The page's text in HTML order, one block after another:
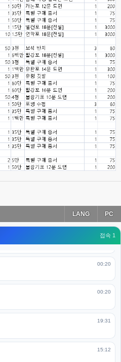
PC
LANG
접속 1
00:18
00:18
00:19
그런가 ;;
00:19
00:19
00:19
. 벌써 12시가 넘었었네요
00:20
00:20
19:31
15:12